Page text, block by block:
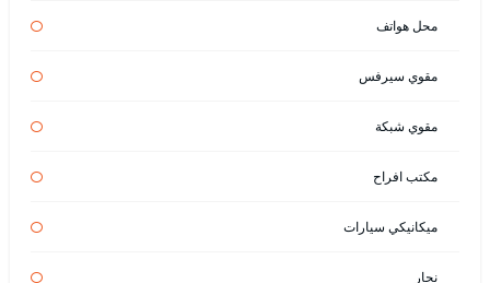
محل هواتف
مقوي سيرفس
مقوي شبكة
مكتب افراح
ميكانيكي سيارات
نجار